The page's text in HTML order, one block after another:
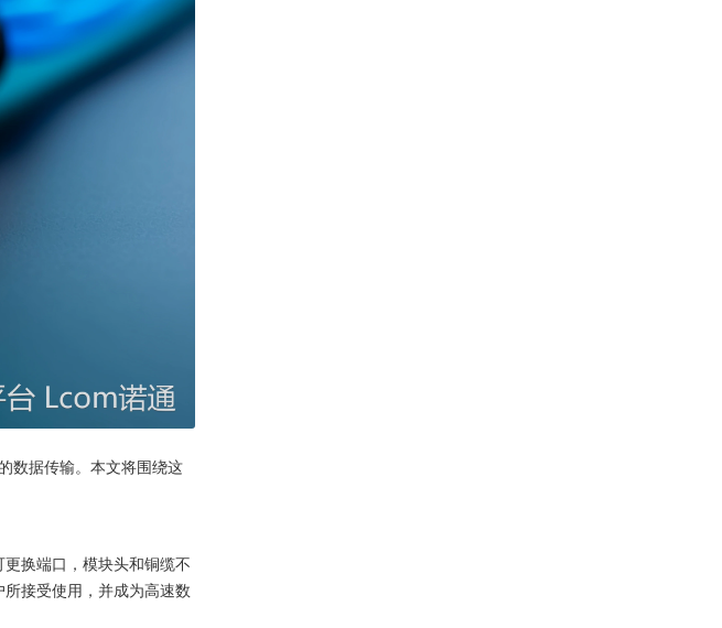
数据传输。本文将围绕这
换端口，模块头和铜缆不
接受使用，并成为高速数